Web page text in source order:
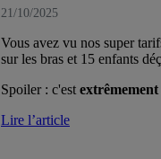
21/10/2025
Vous avez vu nos super
sur les bras et 15 enfants
Spoiler : c'est
Lire l’article